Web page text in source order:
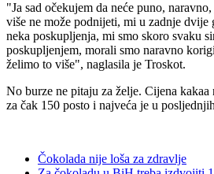
"Ja sad očekujem da neće puno,
više ne može podnijeti, mi u zadnje dvije
neka poskupljenja, mi smo skoro svaku
poskupljenjem, morali smo naravno
želimo to više", naglasila je Troskot.
No burze ne pitaju za želje. Cijena
za čak 150 posto i najveća je u
Čokolada nije loša za zdravlje